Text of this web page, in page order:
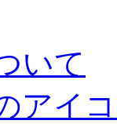
いて
アイ